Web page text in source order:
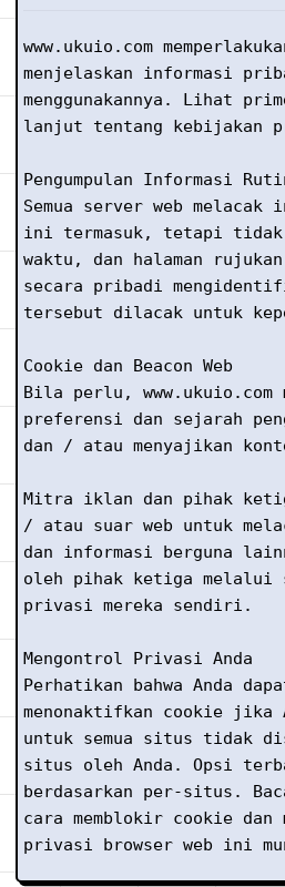
www.ukuio.com
menjelaskan informasi
menggunakannya. Lihat
lanjut tentang kebijakan
Pengumpulan Informasi
Semua server web
ini termasuk, tetapi tidak
waktu, dan halaman
secara pribadi
tersebut dilacak untuk
Cookie dan Beacon Web
Bila perlu, www.ukuio.com
preferensi dan sejarah
dan / atau menyajikan
Mitra iklan dan pihak
/ atau suar web untuk
dan informasi berguna
oleh pihak ketiga melalui
privasi mereka sendiri.
Mengontrol Privasi Anda
Perhatikan bahwa Anda
menonaktifkan cookie jika
untuk semua situs tidak
situs oleh Anda. Opsi
berdasarkan per-situs.
cara memblokir cookie dan
privasi browser web ini